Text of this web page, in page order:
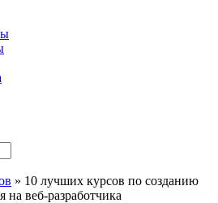
» 10 лучших курсов по созданию
на веб-разработчика